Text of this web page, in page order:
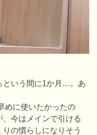
という間に1か月…。あ
めに使いたかったの
今はメインで引ける
の慣らしになりそう